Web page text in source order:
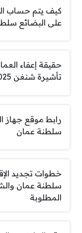
كيف يتم حساب
على البضائع
حقيقة إعفاء
تأشيرة شنغن 2025
رابط موقع جهاز
سلطنة عمان
خطوات تجديد
سلطنة عمان
المطلوبة